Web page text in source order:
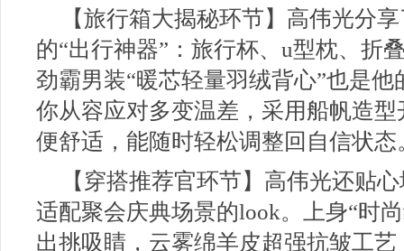
【旅行箱大揭秘环节】高伟光分
的“出行神器”：旅行杯、u型枕、折
劲霸男装“暖芯轻量羽绒背心”也是
你从容应对多变温差，采用船帆造
便舒适，能随时轻松调整回自信状态
【穿搭推荐官环节】高伟光还贴
适配聚会庆典场景的look。上身“时
出挑吸睛，云雾绵羊皮超强抗皱工